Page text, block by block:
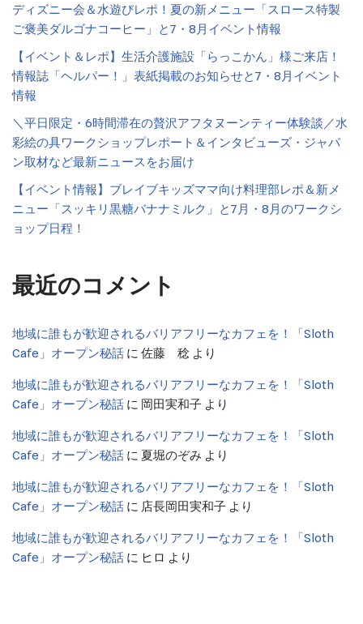
ディズニー会＆水遊びレポ！夏の新メニュー「スロース特製
ご褒美ダルゴナコーヒー」と7・8月イベント情報
【イベント＆レポ】生活介護施設「らっこかん」様ご来店！
情報誌「ヘルパー！」表紙掲載のお知らせと7・8月イベント
情報
＼平日限定・6時間滞在の贅沢アフタヌーンティー体験談／水
彩絵の具ワークショップレポート＆インタビューズ・ジャパ
ン取材など最新ニュースをお届け
【イベント情報】ブレイブキッズママ向け料理部レポ＆新メ
ニュー「スッキリ黒糖バナナミルク」と7月・8月のワークシ
ョップ日程！
最近のコメント
地域に誰もが歓迎されるバリアフリーなカフェを！「Sloth
Cafe」オープン秘話 に 佐藤 稔 より
地域に誰もが歓迎されるバリアフリーなカフェを！「Sloth
Cafe」オープン秘話 に 岡田実和子 より
地域に誰もが歓迎されるバリアフリーなカフェを！「Sloth
Cafe」オープン秘話 に 夏堀のぞみ より
地域に誰もが歓迎されるバリアフリーなカフェを！「Sloth
Cafe」オープン秘話 に 店長岡田実和子 より
地域に誰もが歓迎されるバリアフリーなカフェを！「Sloth
Cafe」オープン秘話 に ヒロ より